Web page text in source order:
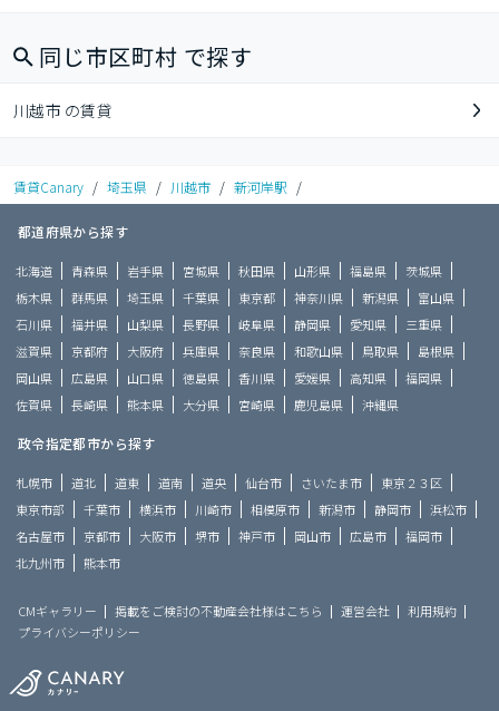
同じ市区町村 で探す
川越市 の賃貸
賃貸Canary / 埼玉県 / 川越市 / 新河岸駅 /
都道府県から探す
北海道 青森県 岩手県 宮城県 秋田県 山形県 福島県
茨城県
栃木県
群馬県 埼玉県 千葉県 東京都 神奈川県 新潟県
富山県
石川県
福井県 山梨県 長野県 岐阜県 静岡県 愛知県
三重県
滋賀県
京都府 大阪府 兵庫県 奈良県 和歌山県 鳥取県
島根県
岡山県
広島県 山口県 徳島県 香川県 愛媛県 高知県
福岡県
佐賀県
長崎県 熊本県 大分県 宮崎県 鹿児島県 沖縄県
政令指定都市から探す
札幌市 道北 道東 道南 道央 仙台市 さいたま市
東京２３区
東京市部
千葉市 横浜市 川崎市 相模原市 新潟市 静岡市
浜松市
名古屋市
京都市 大阪市 堺市 神戸市 岡山市 広島市
福岡市
北九州市
熊本市
CMギャラリー 掲載をご検討の不動産会社様はこちら 運営会社
利用規約
プライバシーポリシー